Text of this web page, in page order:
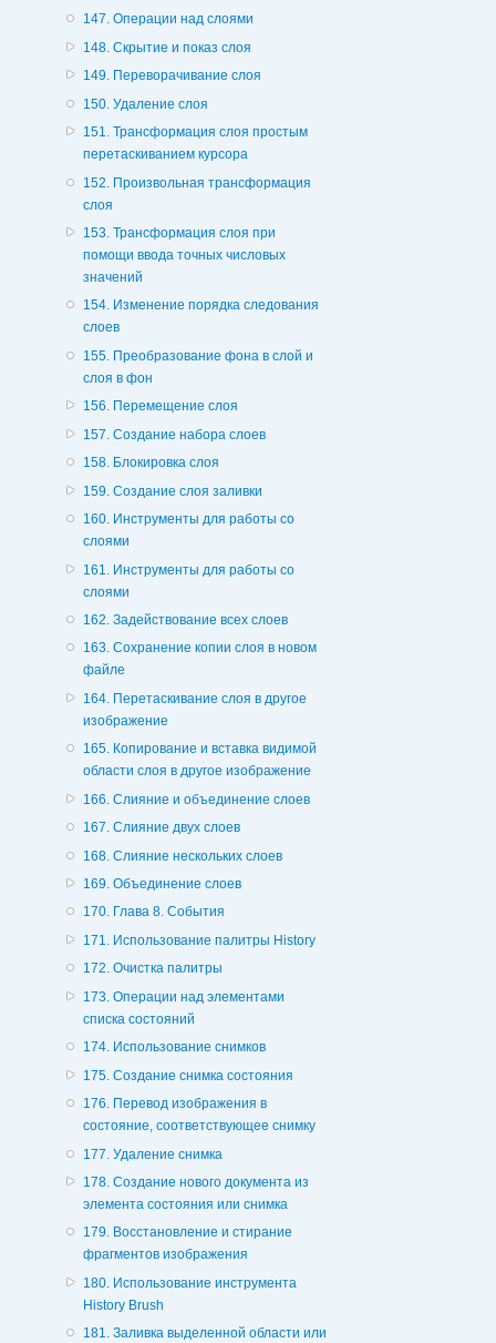
147. Операции над слоями
148. Скрытие и показ слоя
149. Переворачивание слоя
150. Удаление слоя
151. Трансформация слоя простым
перетаскиванием курсора
152. Произвольная трансформация
слоя
153. Трансформация слоя при
помощи ввода точных числовых
значений
154. Изменение порядка следования
слоев
155. Преобразование фона в слой и
слоя в фон
156. Перемещение слоя
157. Создание набора слоев
158. Блокировка слоя
159. Создание слоя заливки
160. Инструменты для работы со
слоями
161. Инструменты для работы со
слоями
162. Задействование всех слоев
163. Сохранение копии слоя в новом
файле
164. Перетаскивание слоя в другое
изображение
165. Копирование и вставка видимой
области слоя в другое изображение
166. Слияние и объединение слоев
167. Слияние двух слоев
168. Слияние нескольких слоев
169. Объединение слоев
170. Глава 8. События
171. Использование палитры History
172. Очистка палитры
173. Операции над элементами
списка состояний
174. Использование снимков
175. Создание снимка состояния
176. Перевод изображения в
состояние, соответствующее снимку
177. Удаление снимка
178. Создание нового документа из
элемента состояния или снимка
179. Восстановление и стирание
фрагментов изображения
180. Использование инструмента
History Brush
181. Заливка выделенной области или